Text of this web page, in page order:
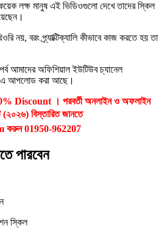
লক্ষ মানুষ এই ভিডিওগুলো দেখে তাদের স্কিল
নয়, বরং প্র্যাক্টিক্যালি কীভাবে কাজ করতে হয় তা
আমাদের অফিশিয়াল ইউটিউব চ্যানেল
আপলোড করা আছে।
Discount । পরবর্তী অনলাইন ও অফলাইন
বিস্তারিত জানতে
করুন 01950-962207
পারবেন
স্কিল